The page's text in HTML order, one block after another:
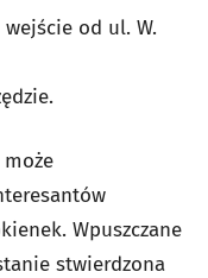
od ul. W.
Wpuszczane
stwierdzona